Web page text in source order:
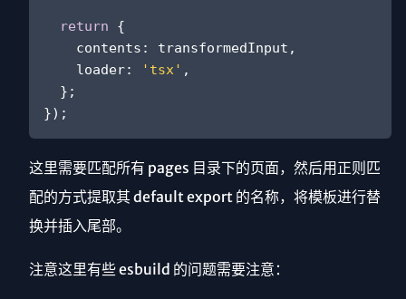
return {
contents : transformedInput,
loader: 'tsx' ,
  };
这里需要匹配所有 pages 目录下的页面，然后用正则匹
配的方式提取其 default export 的名称，将模板进行替
换并插入尾部。
注意这里有些 esbuild 的问题需要注意：